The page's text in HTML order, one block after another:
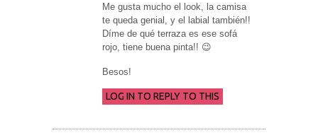
Me gusta mucho el look, la camisa
te queda genial, y el labial también!!
Díme de qué terraza es ese sofá
rojo, tiene buena pinta!! 😉
Besos!
LOG IN TO REPLY TO THIS